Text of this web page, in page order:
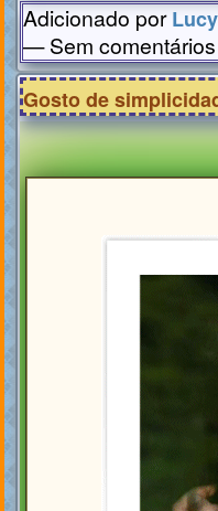
Adicionado por
— Sem comentários
Gosto de